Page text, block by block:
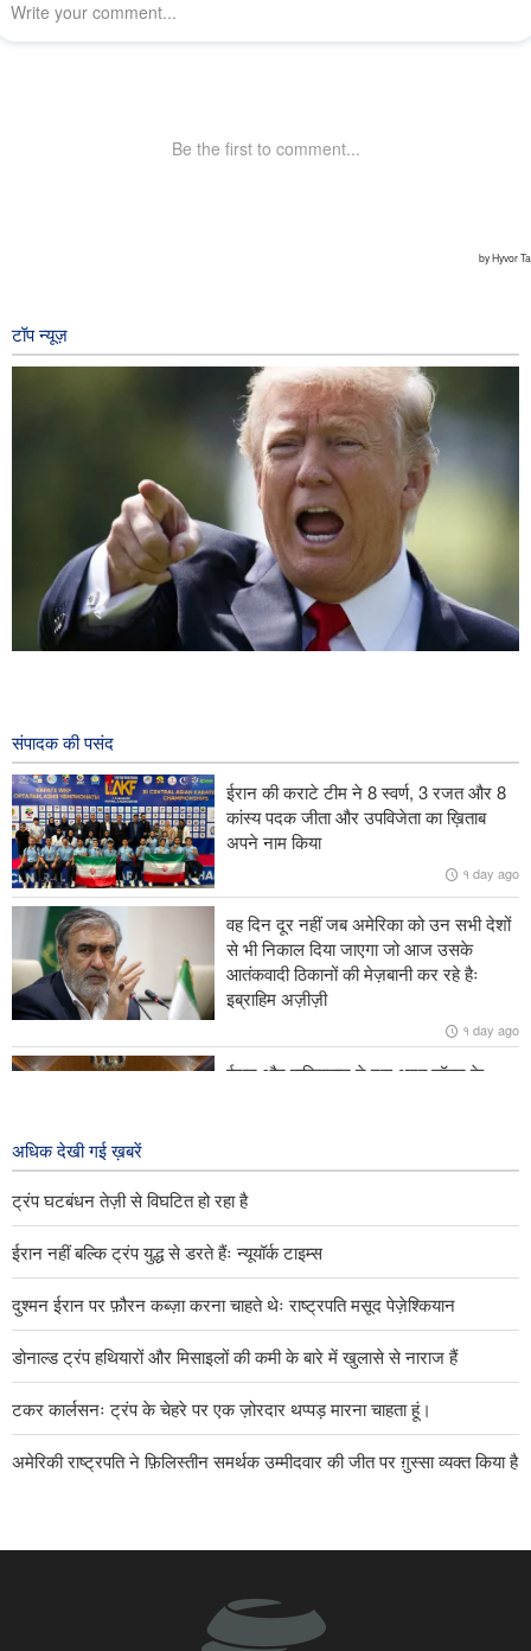
टॉप न्यूज़
ईरान के विज्ञान, अनुसंधान और प्रौद्योगिकी मंत्री ने बग़दाद में इराक़ के बैत अल-
हिकमा के प्रमुख से मुलाक़ात और बातचीत की।
दुश्मन ईरान पर फ़ौरन कब्ज़ा करना चाहते थेः राष्ट्रपति मसूद पेज़ेश्कियान
डोनाल्ड ट्रंप हथियारों और मिसाइलों की कमी के बारे में खुलासे से नाराज हैं
तुर्किये के विदेश मंत्री ने ज़ायोनी शासन पर ग़ाज़ा पट्टी में शांति समझौते तक पहुँचने
के प्रयासों में बाधा डालने का आरोप लगाया।
संपादक की पसंद
ईरान की कराटे टीम ने 8 स्वर्ण, 3 रजत और 8
कांस्य पदक जीता और उपविजेता का ख़िताब
अपने नाम किया
१ day ago
वह दिन दूर नहीं जब अमेरिका को उन सभी देशों
से भी निकाल दिया जाएगा जो आज उसके
आतंकवादी ठिकानों की मेज़बानी कर रहे हैः
इब्राहिम अज़ीज़ी
१ day ago
ईरान और पाकिस्तान ने दस अरब डॉलर के
अधिक देखी गई ख़बरें
ट्रंप घटबंधन तेज़ी से विघटित हो रहा है
ईरान नहीं बल्कि ट्रंप युद्ध से डरते हैंः न्यूयॉर्क टाइम्स
दुश्मन ईरान पर फ़ौरन कब्ज़ा करना चाहते थेः राष्ट्रपति मसूद पेज़ेश्कियान
डोनाल्ड ट्रंप हथियारों और मिसाइलों की कमी के बारे में खुलासे से नाराज हैं
टकर कार्लसनः ट्रंप के चेहरे पर एक ज़ोरदार थप्पड़ मारना चाहता हूं।
अमेरिकी राष्ट्रपति ने फ़िलिस्तीन समर्थक उम्मीदवार की जीत पर ग़ुस्सा व्यक्त किया है